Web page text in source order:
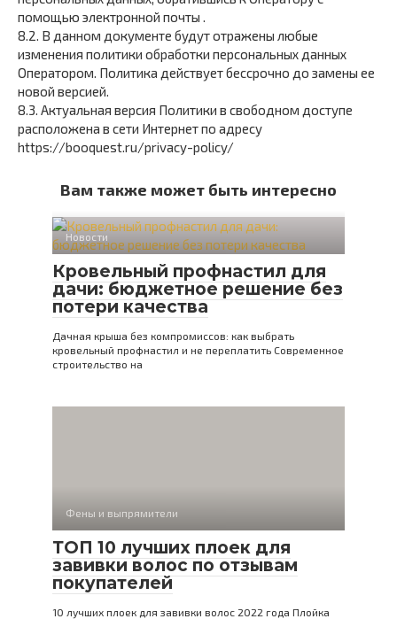
помощью электронной почты .
8.2. В данном документе будут отражены любые
изменения политики обработки персональных данных
Оператором. Политика действует бессрочно до замены ее
новой версией.
8.3. Актуальная версия Политики в свободном доступе
расположена в сети Интернет по адресу
https://booquest.ru/privacy-policy/
Вам также может быть интересно
Новости
Кровельный профнастил для
дачи: бюджетное решение без
потери качества
Дачная крыша без компромиссов: как выбрать
кровельный профнастил и не переплатить Современное
строительство на
Фены и выпрямители
ТОП 10 лучших плоек для
завивки волос по отзывам
покупателей
10 лучших плоек для завивки волос 2022 года Плойка